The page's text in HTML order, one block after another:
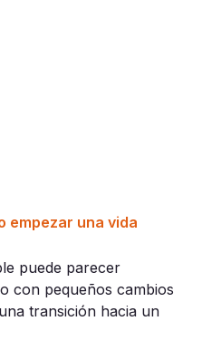
empezar una vida
puede parecer
con pequeños cambios
transición hacia un